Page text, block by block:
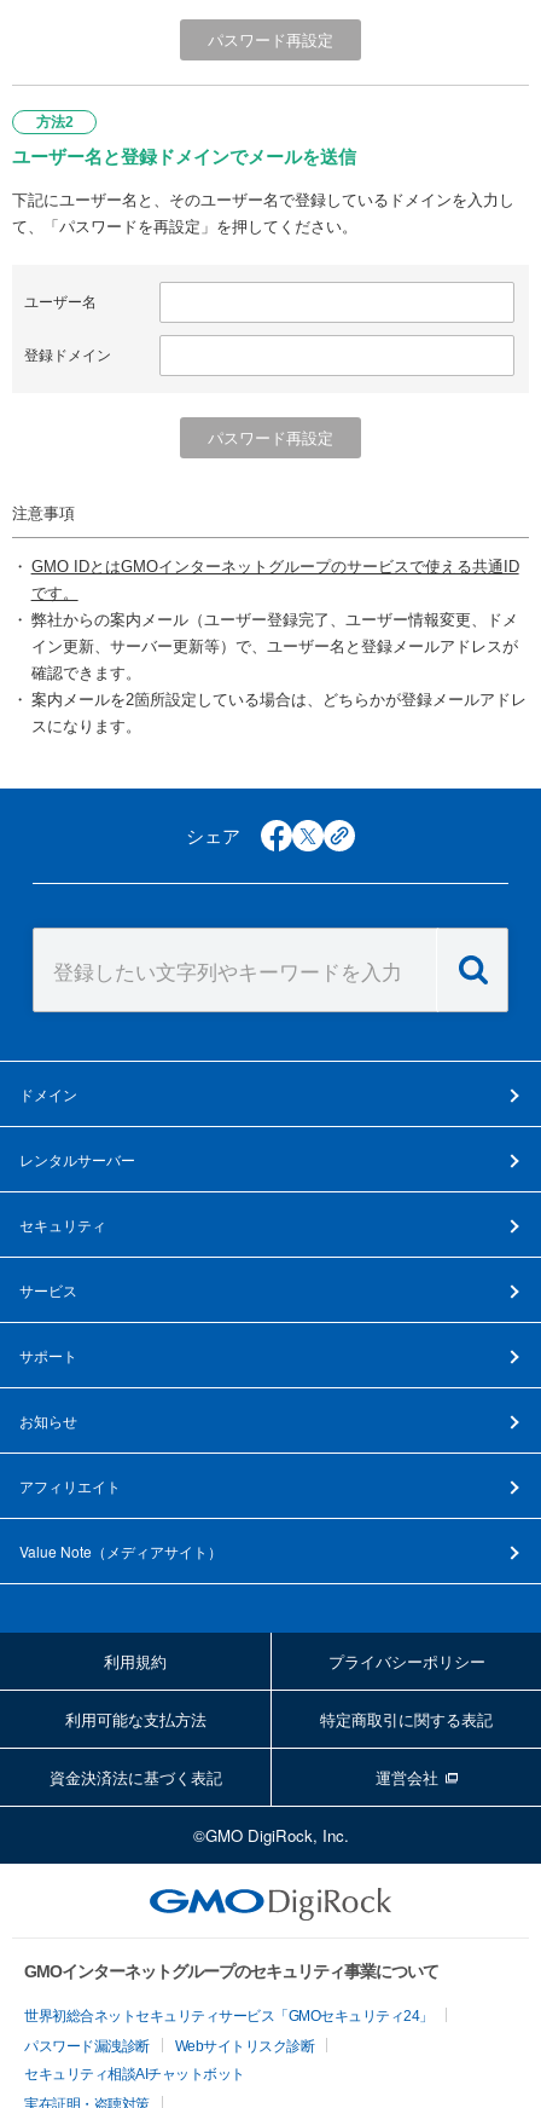
方法2
ユーザー名と登録ドメインでメールを送信
下記にユーザー名と、そのユーザー名で登録しているドメインを入力し
て、「パスワードを再設定」を押してください。
ユーザー名
登録ドメイン
注意事項
GMO IDとはGMOインターネットグループのサービスで使える共通ID
です。
弊社からの案内メール（ユーザー登録完了、ユーザー情報変更、ドメ
イン更新、サーバー更新等）で、ユーザー名と登録メールアドレスが
確認できます。
案内メールを2箇所設定している場合は、どちらかが登録メールアドレ
スになります。
シェア facebook
x copy
ドメイン
レンタルサーバー
セキュリティ
サービス
サポート
お知らせ
アフィリエイト
Value Note（ メディアサイト ）
利用規約 プライバシーポリシー
利用可能な支払方法 特定商取引に関する表記
資金決済法に基づく表記 運営会社
©GMO DigiRock, Inc.
GMOインターネットグループのセキュリティ事業について
世界初総合ネットセキュリティサービス「GMOセキュリティ24」
パスワード漏洩診断
Webサイトリスク診断
セキュリティ相談AIチャットボット
実在証明・盗聴対策